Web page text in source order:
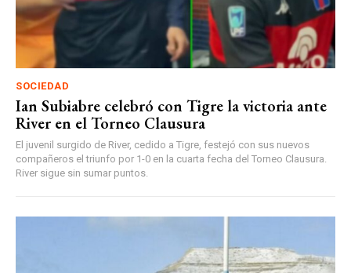
SOCIEDAD
Ian Subiabre celebró con Tigre la victoria ante
River en el Torneo Clausura
El juvenil surgido de River, cedido a Tigre, festejó con sus nuevos
compañeros el triunfo por 1-0 en la cuarta fecha del Torneo Clausura.
River sigue sin sumar puntos.